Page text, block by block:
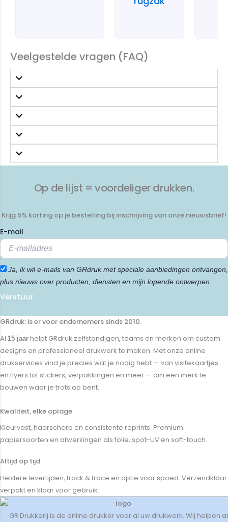
Veelgestelde vragen (FAQ)
Op de lijst = voordeliger drukken.
Krijg 5% korting op je bestelling bij inschrijving van onze nieuwsbrief!
E-mail
Ja, ik wil e-mails van GRdruk met speciale aanbiedingen ontvangen,
plus nieuws over producten, diensten en mijn lopende ontwerpen.
Verstuur
GRdruk: is er voor ondernemers sinds 2010.
Al 15 jaar helpt GRdruk zelfstandigen, teams en merken om custom
designs en professioneel drukwerk te maken. Met onze online
drukservices vind je precies wat je nodig hebt — van visitekaartjes
en flyers tot stickers, verpakkingen en meer — om een merk te
bouwen waar je trots op bent.
Kwaliteit, elke oplage
Kleurvast, haarscherp en consistente reprints. Premium
papiersoorten en afwerkingen als folie, spot-UV en soft-touch.
Altijd op tijd
Heldere levertijden, track & trace en optie voor spoed. Verzendklaar
verpakt en klaar voor gebruik.
GR Drukkerij is de online drukker voor al uw drukwerk. Wij helpen al